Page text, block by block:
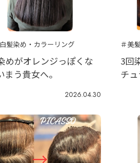
髪染め・カラーリング
めがオレンジっぽくな
まう貴女へ。
2026.04.30
＃美
3回
チュ